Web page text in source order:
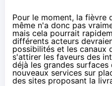
Pour le moment, la fièvre
même n'a donc pas
mais cela pourrait
différents acteurs
possibilités et les canaux
s'attirer les faveurs des
déjà les grandes
nouveaux services sur
des sites proposant la